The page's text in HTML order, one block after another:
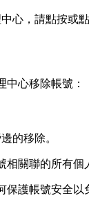
心，請點按或
中心移除帳號：
的移除。
關聯的所有個
保護帳號安全以